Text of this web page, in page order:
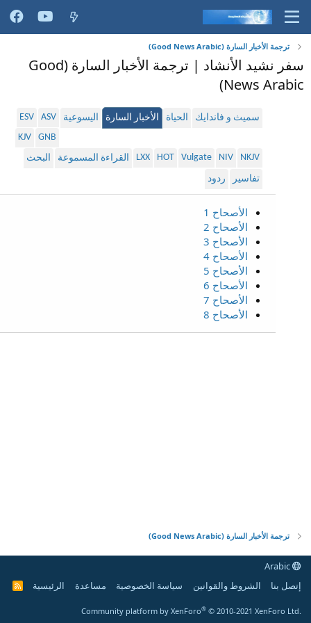
ترجمة الأخبار السارة (Good News Arabic)
سفر نشيد الأنشاد | ترجمة الأخبار السارة (Good
News Arabic)
سميث و فاندايك الحياة الأخبار السارة اليسوعية ASV
ESV
GNB
KJV
NKJV
NIV
Vulgate
HOT
LXX القراءة المسموعة
البحث
تفاسير
ردود
الأصحاح 1
الأصحاح 2
الأصحاح 3
الأصحاح 4
الأصحاح 5
الأصحاح 6
الأصحاح 7
الأصحاح 8
ترجمة الأخبار السارة (Good News Arabic)
إتصل بنا
الشروط والقوانين سياسة الخصوصية مساعدة الرئيسية
R
Community platform by XenForo® © 2010-2021 XenForo Ltd.